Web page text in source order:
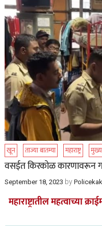
खून ताज्या बातम्या महाराष्ट्र मुख्य
वसईत किरकोळ कारणावरून
September 18, 2023 by
महाराष्ट्रातील महत्वाच्या